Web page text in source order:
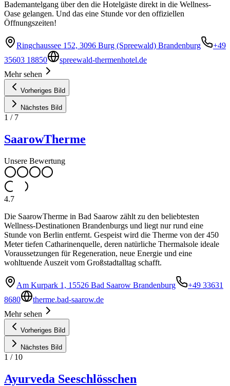
Bademantelgang über den die Hotelgäste direkt in die Wellness-
Oase gelangen. Und das eine Stunde vor den offiziellen
Öffnungszeiten!
Ringchaussee 152, 3096 Burg (Spreewald) Brandenburg
+49
35603 18850
spreewald-thermenhotel.de
Mehr sehen
Vorheriges Bild
Nächstes Bild
1 / 7
SaarowTherme
Unsere Bewertung
4.7
Die SaarowTherme in Bad Saarow zählt zu den beliebtesten
Wellness-Destinationen Brandenburgs und liegt nur rund eine
Stunde von Berlin entfernt. Gespeist wird die Therme von der 450
Meter tiefen Catharinenquelle, deren natürliche Thermalsole ideale
Voraussetzungen für Regeneration, neue Energie und eine
wohltuende Auszeit vom Großstadtalltag schafft.
Am Kurpark 1, 15526 Bad Saarow Brandenburg
+49 33631
8680
therme.bad-saarow.de
Mehr sehen
Vorheriges Bild
Nächstes Bild
1 / 10
Ayurveda Seeschlösschen